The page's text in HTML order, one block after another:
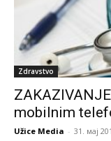
Zdravstvo
mobilnim
Užice Media - 31. мај